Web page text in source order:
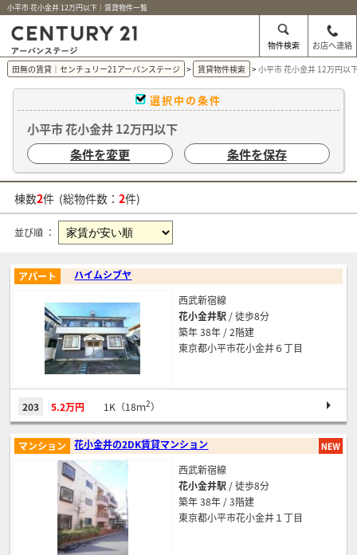
小平市 花小金井 12万円以下｜賃貸物件一覧
物件検索
お店へ連絡
田無の賃貸｜センチュリー21アーバンステージ
賃貸物件検索 小平市 花小金井 12万円以
選択中の条件
小平市 花小金井 12万円以下
条件を変更
条件を保存
棟数2件 (総物件数： 2件)
並び順 ：
ハイムシブヤ
アパート
西武新宿線
花小金井駅 / 徒歩8分
築年 38年 / 2階建
東京都小平市花小金井６丁目
203 5.2万円 1K（18ｍ2）
花小金井の2DK賃貸マンション
マンション
西武新宿線
花小金井駅 / 徒歩8分
築年 38年 / 3階建
東京都小平市花小金井１丁目